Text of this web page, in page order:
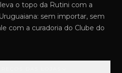
o topo da Rutini com a
sem importar, sem
com a curadoria do Clube do